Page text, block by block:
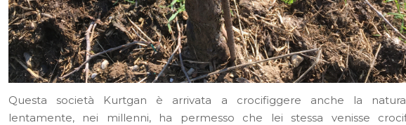
Questa società Kurtgan è arrivata a crocifiggere anche la
lentamente, nei millenni, ha permesso che lei stessa venisse